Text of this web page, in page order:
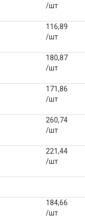
/шт
116,89
/шт
180,87
/шт
171,86
/шт
260,74
/шт
221,44
/шт
184,66
/шт